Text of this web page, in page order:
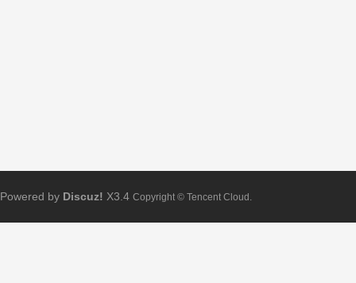
Powered by Discuz! X3.4 Copyright © Tencent Cloud.